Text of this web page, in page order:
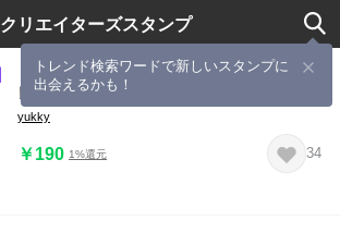
クリエイターズスタンプ
トレンド検索ワードで新しいスタンプに
出会えるかも！
レトロなガール
yukky
￥190 1%還元 34